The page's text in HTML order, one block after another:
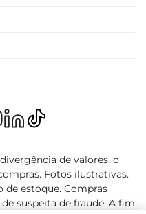
de valores, o
Fotos ilustrativas.
de estoque. Compras
suspeita de fraude. A fim